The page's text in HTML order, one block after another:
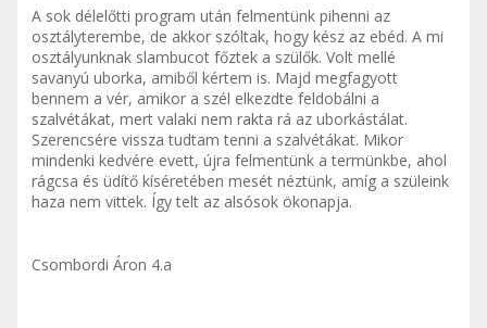
A sok délelőtti program után felmentünk pihenni az
osztályterembe, de akkor szóltak, hogy kész az ebéd. A mi
osztályunknak slambucot főztek a szülők. Volt mellé
savanyú uborka, amiből kértem is. Majd megfagyott
bennem a vér, amikor a szél elkezdte feldobálni a
szalvétákat, mert valaki nem rakta rá az uborkástálat.
Szerencsére vissza tudtam tenni a szalvétákat. Mikor
mindenki kedvére evett, újra felmentünk a termünkbe, ahol
rágcsa és üdítő kíséretében mesét néztünk, amíg a szüleink
haza nem vittek. Így telt az alsósok ökonapja.
Csombordi Áron 4.a